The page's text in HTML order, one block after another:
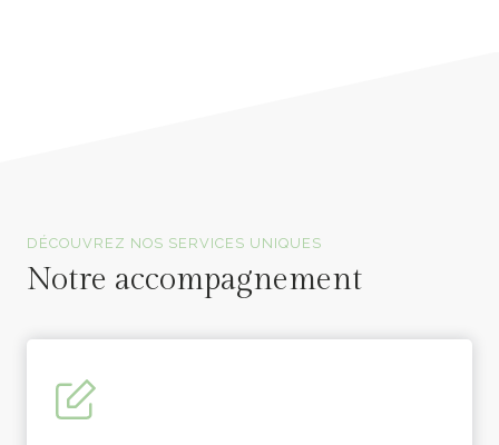
DÉCOUVREZ NOS SERVICES UNIQUES
Notre accompagnement